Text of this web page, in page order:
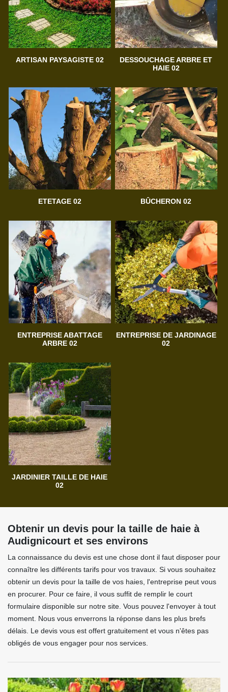
ARTISAN PAYSAGISTE 02
DESSOUCHAGE ARBRE ET
HAIE 02
ETETAGE 02 BÛCHERON 02
ENTREPRISE ABATTAGE
ARBRE 02
ENTREPRISE DE JARDINAGE
02
JARDINIER TAILLE DE HAIE
02
Obtenir un devis pour la taille de haie à
Audignicourt et ses environs
La connaissance du devis est une chose dont il faut disposer pour
connaître les différents tarifs pour vos travaux. Si vous souhaitez
obtenir un devis pour la taille de vos haies, l'entreprise peut vous
en procurer. Pour ce faire, il vous suffit de remplir le court
formulaire disponible sur notre site. Vous pouvez l'envoyer à tout
moment. Nous vous enverrons la réponse dans les plus brefs
délais. Le devis vous est offert gratuitement et vous n'êtes pas
obligés de vous engager pour nos services.